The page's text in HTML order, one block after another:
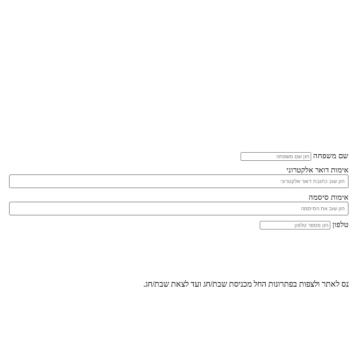
שם משפחה
אימות דואר אלקטרוני
אימות סיסמה
טלפון